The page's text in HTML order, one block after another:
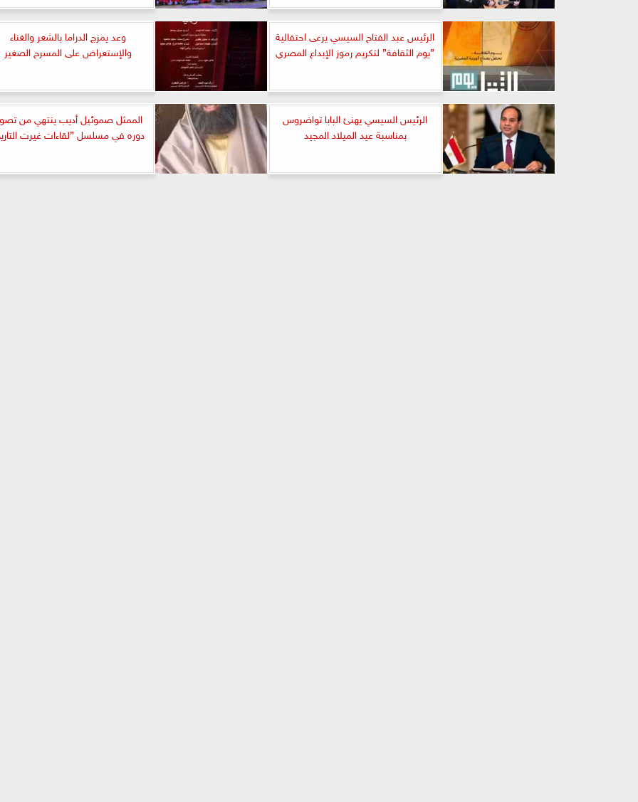
الرئيس عبد الفتاح السيسي يرعى احتفالية
”يوم الثقافة” لتكريم رموز الإبداع المصري
وعد يمزج الدراما بالشعر والغناء
والإستعراض على المسرح الصغير
الرئيس السيسي يهنئ البابا تواضروس
بمناسبة عيد الميلاد المجيد
الممثل صموئيل أديب ينتهي من
دوره في مسلسل ”لقاءات غيرت